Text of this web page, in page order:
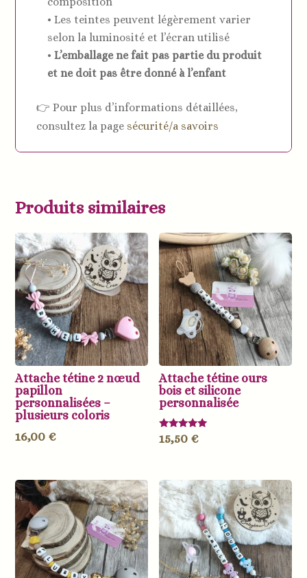
• Les teintes peuvent légèrement varier
selon la luminosité et l’écran utilisé
•L’emballage ne fait pas partie du produit
et ne doit pas être donné à l’enfant
👉 Pour plus d’informations détaillées,
consultez la page sécurité/a savoirs
Produits similaires
Attache tétine 2 nœud
papillon
personnalisées –
plusieurs coloris
16,00 €
Attache tétine ours
bois et silicone
personnalisée
Note
5.00
15,50 €